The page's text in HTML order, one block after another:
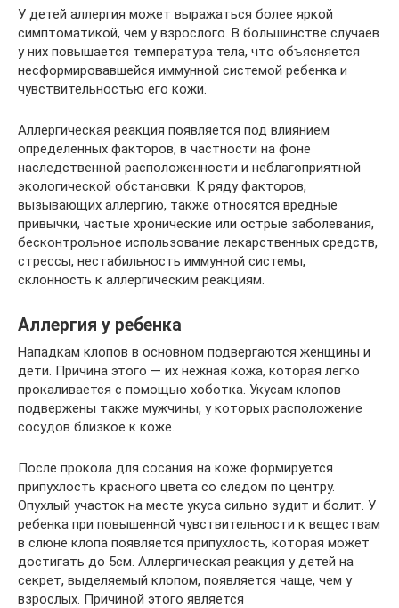
У детей аллергия может выражаться более яркой
симптоматикой, чем у взрослого. В большинстве случаев
у них повышается температура тела, что объясняется
несформировавшейся иммунной системой ребенка и
чувствительностью его кожи.
Аллергическая реакция появляется под влиянием
определенных факторов, в частности на фоне
наследственной расположенности и неблагоприятной
экологической обстановки. К ряду факторов,
вызывающих аллергию, также относятся вредные
привычки, частые хронические или острые заболевания,
бесконтрольное использование лекарственных средств,
стрессы, нестабильность иммунной системы,
склонность к аллергическим реакциям.
Аллергия у ребенка
Нападкам клопов в основном подвергаются женщины и
дети. Причина этого — их нежная кожа, которая легко
прокаливается с помощью хоботка. Укусам клопов
подвержены также мужчины, у которых расположение
сосудов близкое к коже.
После прокола для сосания на коже формируется
припухлость красного цвета со следом по центру.
Опухлый участок на месте укуса сильно зудит и болит. У
ребенка при повышенной чувствительности к веществам
в слюне клопа появляется припухлость, которая может
достигать до 5см. Аллергическая реакция у детей на
секрет, выделяемый клопом, появляется чаще, чем у
взрослых. Причиной этого является